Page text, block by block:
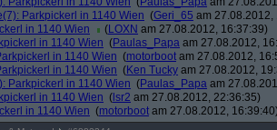
Parkpickerl in 1140 Wien (Geri_65 am 27.08.2012,
in 1140 Wien
(LOXN am 27.08.2012, 16:37:39)
in 1140 Wien (Paulas_Papa am 27.08.2012,
in 1140 Wien (motorboot am 27.08.2012,
in 1140 Wien (Ken Tucky am 27.08.2012,
Parkpickerl in 1140 Wien (Paulas_Papa am
in 1140 Wien ( lsr2 am 27.08.2012, 22:36:35)
in 1140 Wien (motorboot am 27.08.2012,